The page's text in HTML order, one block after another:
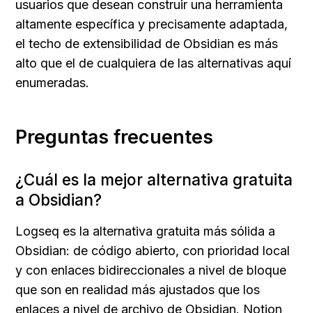
usuarios que desean construir una herramienta
altamente específica y precisamente adaptada,
el techo de extensibilidad de Obsidian es más
alto que el de cualquiera de las alternativas aquí
enumeradas.
Preguntas frecuentes
¿Cuál es la mejor alternativa gratuita
a Obsidian?
Logseq es la alternativa gratuita más sólida a
Obsidian: de código abierto, con prioridad local
y con enlaces bidireccionales a nivel de bloque
que son en realidad más ajustados que los
enlaces a nivel de archivo de Obsidian. Notion